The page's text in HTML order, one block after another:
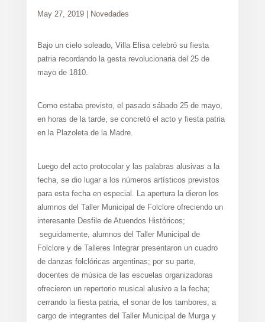
May 27, 2019| Novedades
Bajo un cielo soleado, Villa Elisa celebró su fiesta
patria recordando la gesta revolucionaria del 25 de
mayo de 1810.
Como estaba previsto, el pasado sábado 25 de mayo,
en horas de la tarde, se concretó el acto y fiesta patria
en la Plazoleta de la Madre.
Luego del acto protocolar y las palabras alusivas a la
fecha, se dio lugar a los números artísticos previstos
para esta fecha en especial. La apertura la dieron los
alumnos del Taller Municipal de Folclore ofreciendo un
interesante Desfile de Atuendos Históricos;
seguidamente, alumnos del Taller Municipal de
Folclore y de Talleres Integrar presentaron un cuadro
de danzas folclóricas argentinas; por su parte,
docentes de música de las escuelas organizadoras
ofrecieron un repertorio musical alusivo a la fecha;
cerrando la fiesta patria, el sonar de los tambores, a
cargo de integrantes del Taller Municipal de Murga y